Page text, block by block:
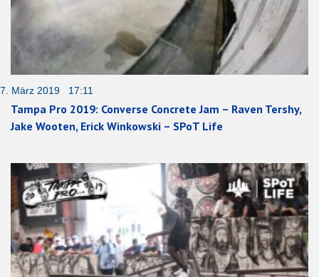
7. März 2019 17:11
Tampa Pro 2019: Converse Concrete Jam – Raven Tershy,
Jake Wooten, Erick Winkowski – SPoT Life